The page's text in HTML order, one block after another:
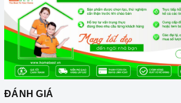
hành cùng quý khách trong quá trình
sản phẩm.
ĐÁNH GIÁ